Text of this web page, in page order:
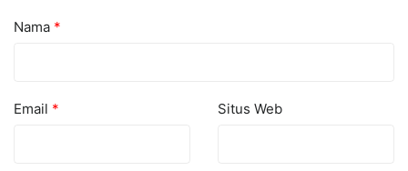
Nama *
Email * Situs Web